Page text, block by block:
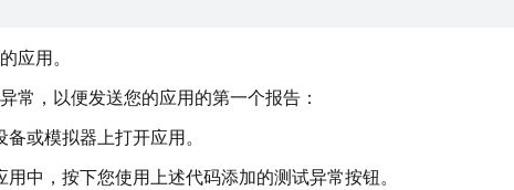
应用。
常，以便发送您的应用的第一个报告：
备或模拟器上打开应用。
用中，按下您使用上述代码添加的测试异常按钮。